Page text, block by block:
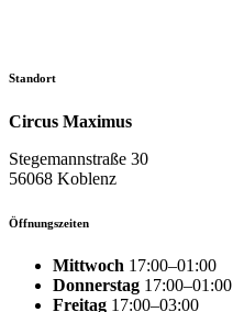
Standort
Circus Maximus
Stegemannstraße 30
56068 Koblenz
Öffnungszeiten
Mittwoch 17:00–01:00
Donnerstag 17:00–01:00
Freitag 17:00–03:00